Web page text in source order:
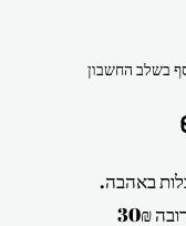
בשלב החשבון
באהבה.
30₪